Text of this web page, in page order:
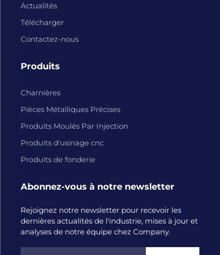
Actualités
Télécharger
Contactez-nous
Produits
Charnières
Pièces Métalliques Précises
Produits Moulés Par Injection
Produits d'usinage cnc
Produits de fonderie
Abonnez-vous à notre newsletter
Rejoignez notre newsletter pour recevoir les
dernières actualités de l'industrie, mises à jour et
analyses de notre équipe chez Company.